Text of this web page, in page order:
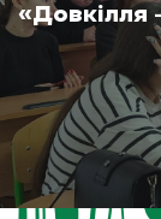
«Довкілля